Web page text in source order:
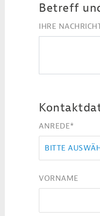
Betreff
IHRE
ANREDE*
BITTE
VORNAME